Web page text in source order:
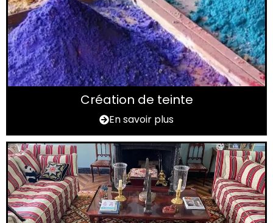
Création de teinte
En savoir plus